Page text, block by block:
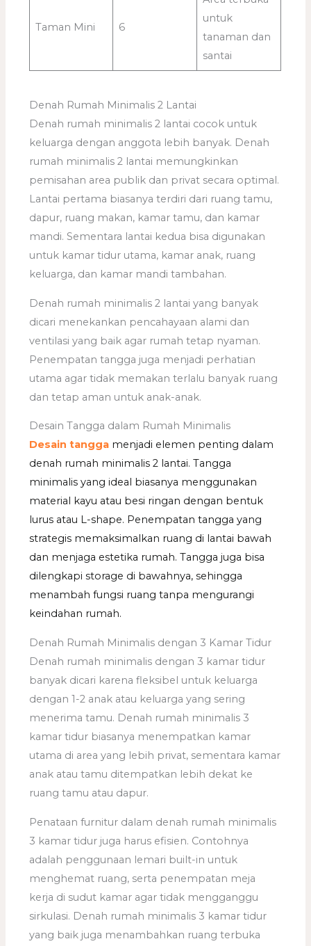
Taman Mini 6
untuk
tanaman dan
santai
Denah Rumah Minimalis 2 Lantai
Denah rumah minimalis 2 lantai cocok untuk
keluarga dengan anggota lebih banyak. Denah
rumah minimalis 2 lantai memungkinkan
pemisahan area publik dan privat secara optimal.
Lantai pertama biasanya terdiri dari ruang tamu,
dapur, ruang makan, kamar tamu, dan kamar
mandi. Sementara lantai kedua bisa digunakan
untuk kamar tidur utama, kamar anak, ruang
keluarga, dan kamar mandi tambahan.
Denah rumah minimalis 2 lantai yang banyak
dicari menekankan pencahayaan alami dan
ventilasi yang baik agar rumah tetap nyaman.
Penempatan tangga juga menjadi perhatian
utama agar tidak memakan terlalu banyak ruang
dan tetap aman untuk anak-anak.
Desain Tangga dalam Rumah Minimalis
Desain tangga menjadi elemen penting dalam
denah rumah minimalis 2 lantai. Tangga
minimalis yang ideal biasanya menggunakan
material kayu atau besi ringan dengan bentuk
lurus atau L-shape. Penempatan tangga yang
strategis memaksimalkan ruang di lantai bawah
dan menjaga estetika rumah. Tangga juga bisa
dilengkapi storage di bawahnya, sehingga
menambah fungsi ruang tanpa mengurangi
keindahan rumah.
Denah Rumah Minimalis dengan 3 Kamar Tidur
Denah rumah minimalis dengan 3 kamar tidur
banyak dicari karena fleksibel untuk keluarga
dengan 1-2 anak atau keluarga yang sering
menerima tamu. Denah rumah minimalis 3
kamar tidur biasanya menempatkan kamar
utama di area yang lebih privat, sementara kamar
anak atau tamu ditempatkan lebih dekat ke
ruang tamu atau dapur.
Penataan furnitur dalam denah rumah minimalis
3 kamar tidur juga harus efisien. Contohnya
adalah penggunaan lemari built-in untuk
menghemat ruang, serta penempatan meja
kerja di sudut kamar agar tidak mengganggu
sirkulasi. Denah rumah minimalis 3 kamar tidur
yang baik juga menambahkan ruang terbuka